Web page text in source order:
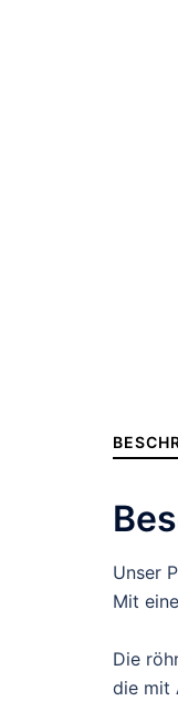
Unser
Mit
Die
die mit